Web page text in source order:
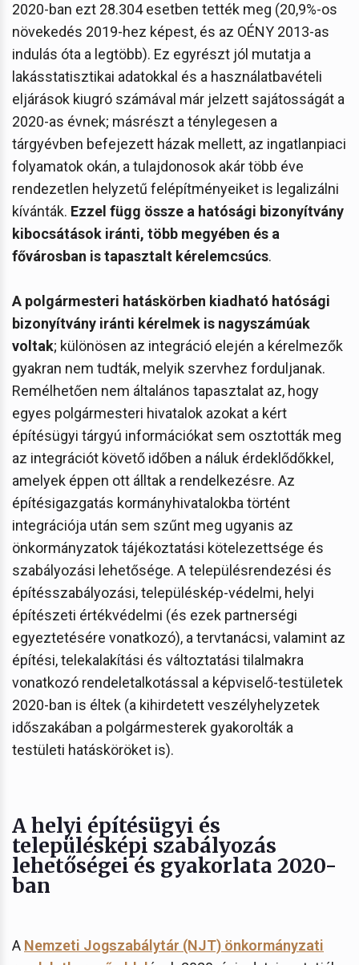
2020-ban ezt 28.304 esetben tették meg (20,9%-os
növekedés 2019-hez képest, és az OÉNY 2013-as
indulás óta a legtöbb). Ez egyrészt jól mutatja a
lakásstatisztikai adatokkal és a használatbavételi
eljárások kiugró számával már jelzett sajátosságát a
2020-as évnek; másrészt a ténylegesen a
tárgyévben befejezett házak mellett, az ingatlanpiaci
folyamatok okán, a tulajdonosok akár több éve
rendezetlen helyzetű felépítményeiket is legalizálni
kívánták. Ezzel függ össze a hatósági bizonyítvány
kibocsátások iránti, több megyében és a
fővárosban is tapasztalt kérelemcsúcs.
A polgármesteri hatáskörben kiadható hatósági
bizonyítvány iránti kérelmek is nagyszámúak
voltak; különösen az integráció elején a kérelmezők
gyakran nem tudták, melyik szervhez forduljanak.
Remélhetően nem általános tapasztalat az, hogy
egyes polgármesteri hivatalok azokat a kért
építésügyi tárgyú információkat sem osztották meg
az integrációt követő időben a náluk érdeklődőkkel,
amelyek éppen ott álltak a rendelkezésre. Az
építésigazgatás kormányhivatalokba történt
integrációja után sem szűnt meg ugyanis az
önkormányzatok tájékoztatási kötelezettsége és
szabályozási lehetősége. A településrendezési és
építésszabályozási, településkép-védelmi, helyi
építészeti értékvédelmi (és ezek partnerségi
egyeztetésére vonatkozó), a tervtanácsi, valamint az
építési, telekalakítási és változtatási tilalmakra
vonatkozó rendeletalkotással a képviselő-testületek
2020-ban is éltek (a kihirdetett veszélyhelyzetek
időszakában a polgármesterek gyakorolták a
testületi hatásköröket is).
A helyi építésügyi és
településképi szabályozás
lehetőségei és gyakorlata 2020-
ban
A Nemzeti Jogszabálytár (NJT) önkormányzati